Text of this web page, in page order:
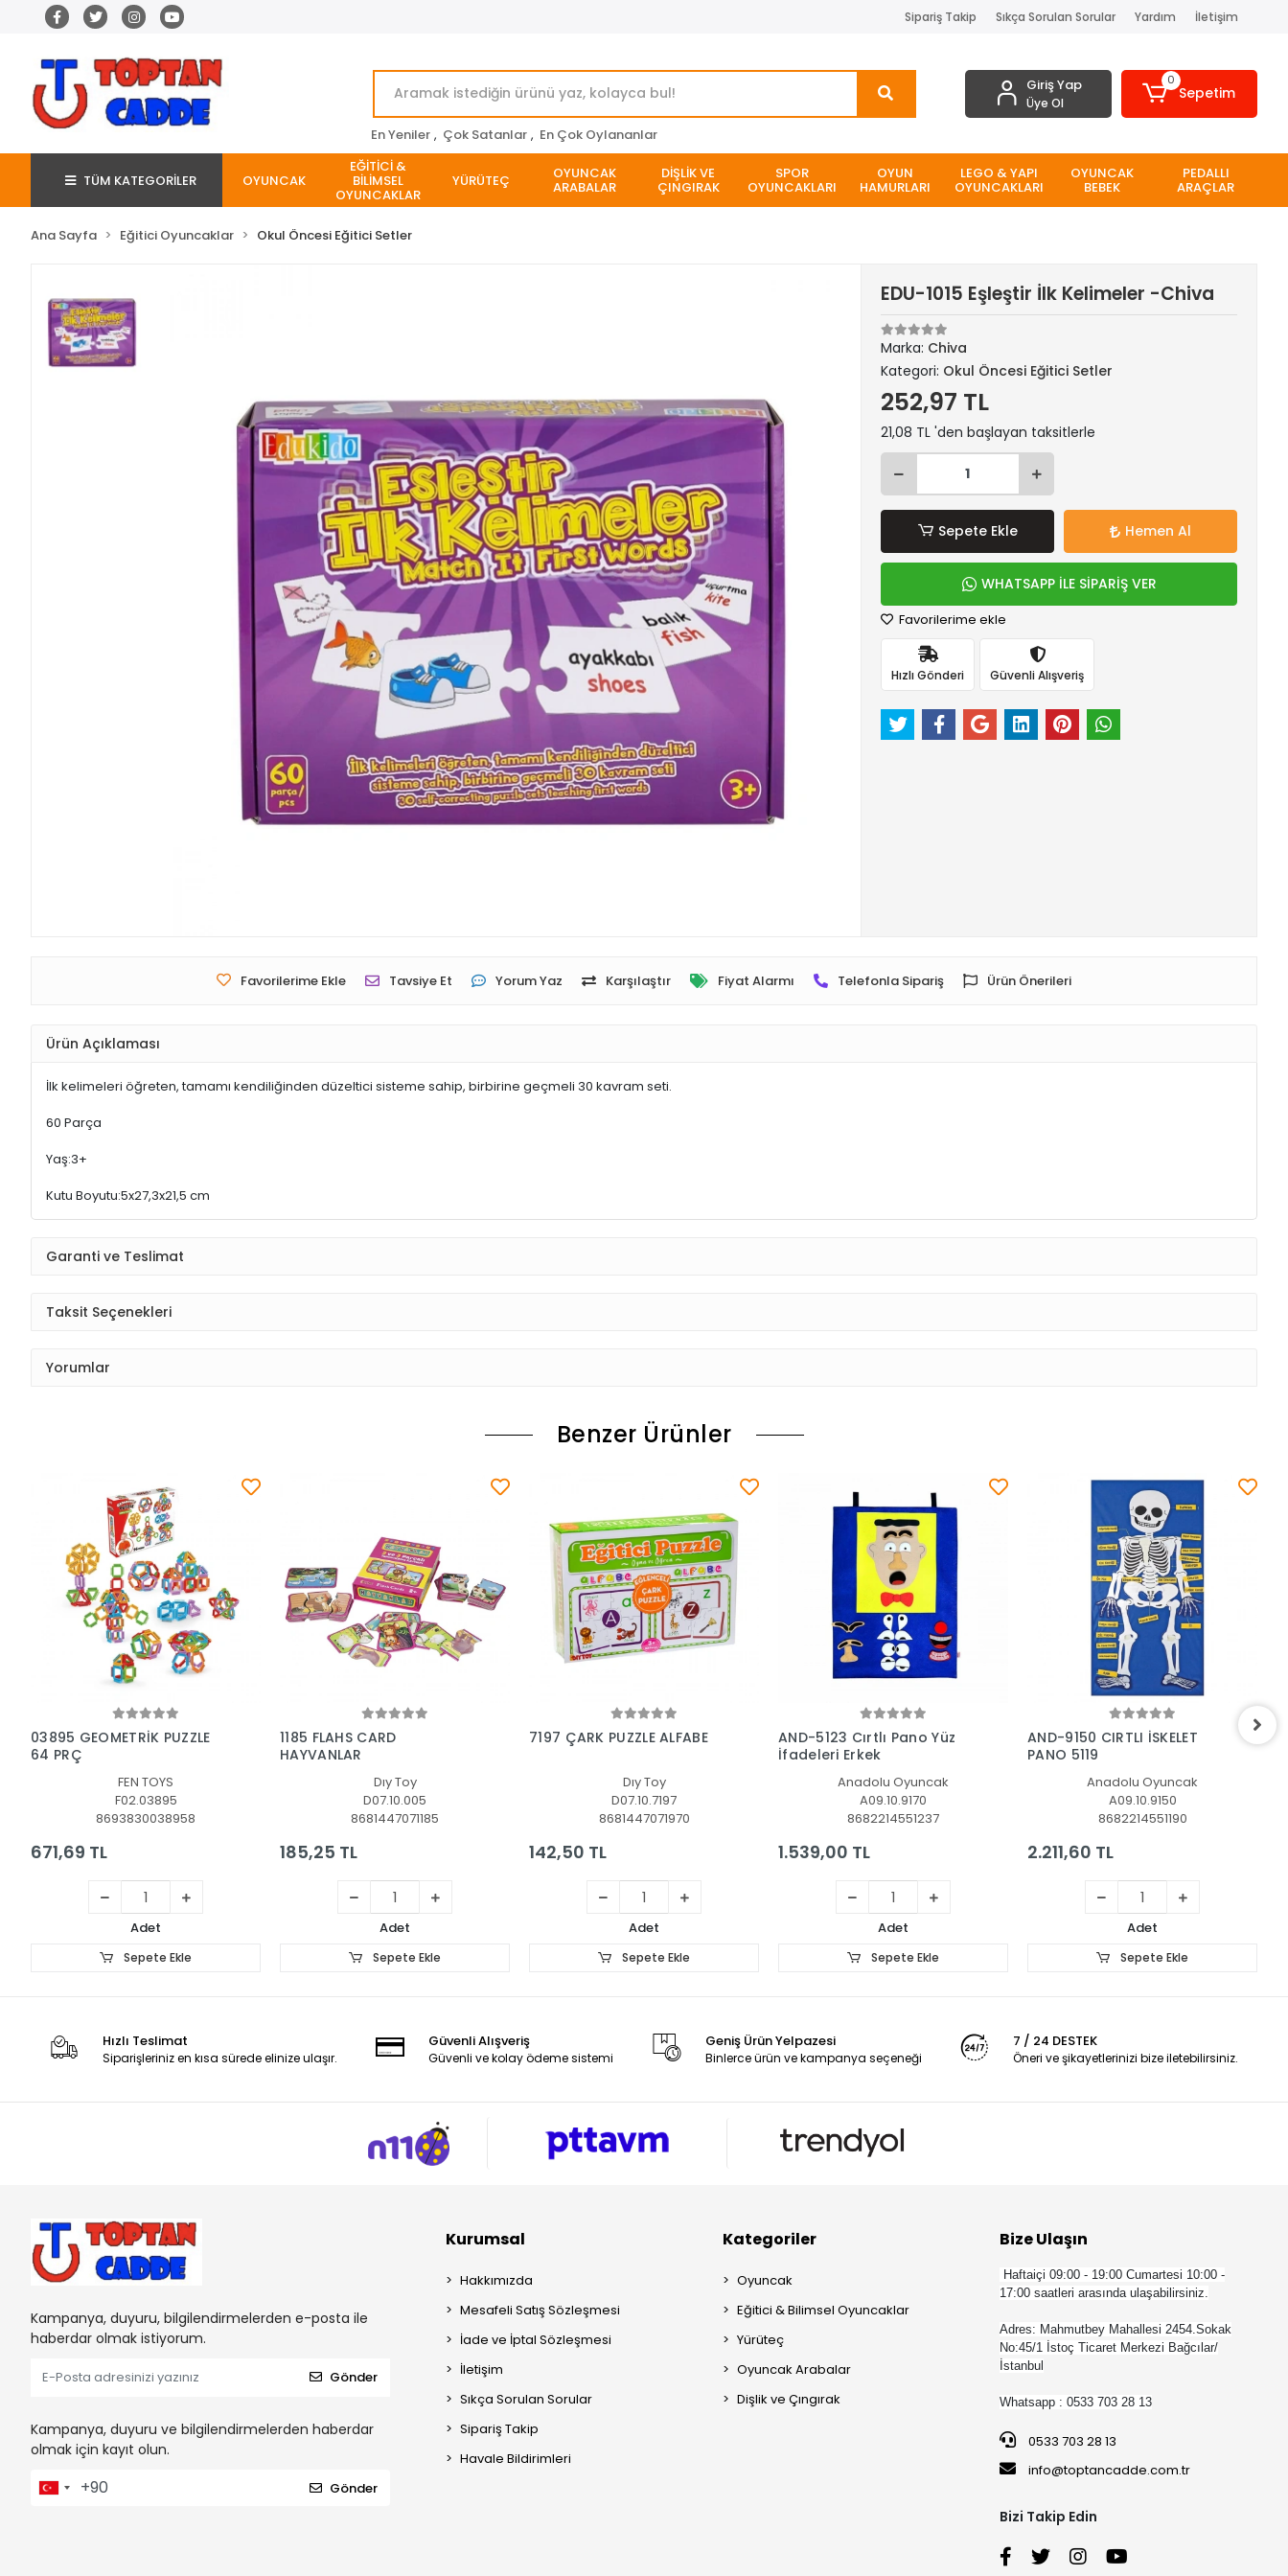
Sipariş Takip Sıkça Sorulan Sorular Yardım İletişim
En Yeniler , Çok Satanlar , En Çok Oylananlar
Giriş Yap
Üye Ol
0
Sepetim
TÜM KATEGORİLER OYUNCAK
EĞİTİCİ &
BİLİMSEL
OYUNCAKLAR
YÜRÜTEÇ OYUNCAK
ARABALAR
DİŞLİK VE
ÇINGIRAK
SPOR
OYUNCAKLARI
OYUN
HAMURLARI
LEGO & YAPI
OYUNCAKLARI
OYUNCAK
BEBEK
PEDALLI
ARAÇLAR
Ana Sayfa Eğitici Oyuncaklar Okul Öncesi Eğitici Setler
EDU-1015 Eşleştir İlk Kelimeler -Chiva
Marka: Chiva
Kategori: Okul Öncesi Eğitici Setler
252,97 TL
21,08 TL 'den başlayan taksitlerle
Sepete Ekle Hemen Al
WHATSAPP İLE SİPARİŞ VER
Favorilerime ekle
Hızlı Gönderi Güvenli Alışveriş
Favorilerime Ekle Tavsiye Et Yorum Yaz Karşılaştır Fiyat Alarmı Telefonla Sipariş Ürün Önerileri
Ürün Açıklaması
İlk kelimeleri öğreten, tamamı kendiliğinden düzeltici sisteme sahip, birbirine geçmeli 30 kavram seti.
60 Parça
Yaş:3+
Kutu Boyutu:5x27,3x21,5 cm
Garanti ve Teslimat
Taksit Seçenekleri
Yorumlar
Benzer Ürünler
Sepete Ekle
03895 GEOMETRİK PUZZLE
64 PRÇ
FEN TOYS
F02.03895
8693830038958
671,69 TL
Adet
Sepete Ekle
Sepete Ekle
1185 FLAHS CARD
HAYVANLAR
Dıy Toy
D07.10.005
8681447071185
185,25 TL
Adet
Sepete Ekle
Sepete Ekle
7197 ÇARK PUZZLE ALFABE
Dıy Toy
D07.10.7197
8681447071970
142,50 TL
Adet
Sepete Ekle
Sepete Ekle
AND-5123 Cırtlı Pano Yüz
İfadeleri Erkek
Anadolu Oyuncak
A09.10.9170
8682214551237
1.539,00 TL
Adet
Sepete Ekle
Sepete Ekle
AND-9150 CIRTLI İSKELET
PANO 5119
Anadolu Oyuncak
A09.10.9150
8682214551190
2.211,60 TL
Adet
Sepete Ekle
Hızlı Teslimat
Siparişleriniz en kısa sürede elinize ulaşır.
Güvenli Alışveriş
Güvenli ve kolay ödeme sistemi
Geniş Ürün Yelpazesi
Binlerce ürün ve kampanya seçeneği
7 / 24 DESTEK
Öneri ve şikayetlerinizi bize iletebilirsiniz.
Kampanya, duyuru, bilgilendirmelerden e-posta ile
haberdar olmak istiyorum.
Gönder
Kampanya, duyuru ve bilgilendirmelerden haberdar
olmak için kayıt olun.
Gönder
Kurumsal
Hakkımızda
Mesafeli Satış Sözleşmesi
İade ve İptal Sözleşmesi
İletişim
Sıkça Sorulan Sorular
Sipariş Takip
Havale Bildirimleri
Kategoriler
Oyuncak
Eğitici & Bilimsel Oyuncaklar
Yürüteç
Oyuncak Arabalar
Dişlik ve Çıngırak
Bize Ulaşın
Haftaiçi 09:00 - 19:00 Cumartesi 10:00 -
17:00 saatleri arasında ulaşabilirsiniz.
Adres: Mahmutbey Mahallesi 2454.Sokak
No:45/1 İstoç Ticaret Merkezi Bağcılar/
İstanbul
Whatsapp : 0533 703 28 13
0533 703 28 13
info@toptancadde.com.tr
Bizi Takip Edin